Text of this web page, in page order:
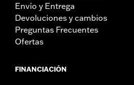
Envío y Entrega
Devoluciones y cambios
Preguntas Frecuentes
Ofertas
FINANCIACIÓN